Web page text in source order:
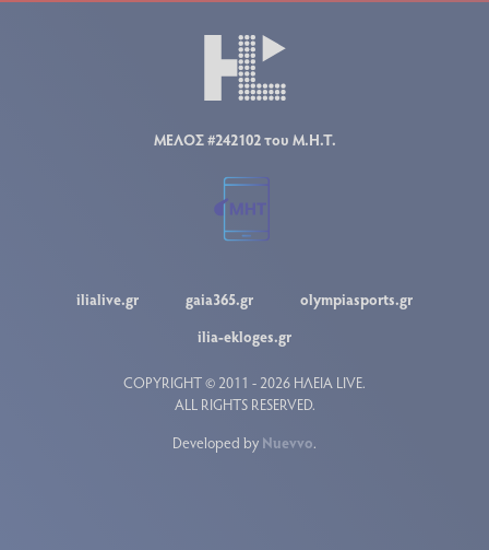
ΜΕΛΟΣ #242102 του Μ.Η.Τ.
ilialive.gr gaia365.gr
olympiasports.gr
ilia-ekloges.gr
COPYRIGHT © 2011 - 2026 ΗΛΕΙΑ LIVE.
ALL RIGHTS RESERVED.
Developed by Nuevvo.